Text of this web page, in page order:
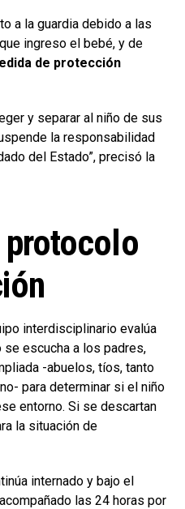
a la guardia debido a las
ingreso el bebé, y de
de protección
y separar al niño de sus
la responsabilidad
del Estado”, precisó la
interdisciplinario evalúa
se escucha a los padres,
-abuelos, tíos, tanto
para determinar si el niño
entorno. Si se descartan
la situación de
internado y bajo el
las 24 horas por